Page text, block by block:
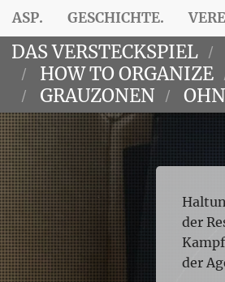
ASP. GESCHICHTE.
DAS VERSTECKSPIEL
HOW TO ORGANIZE
GRAUZONEN
der
der